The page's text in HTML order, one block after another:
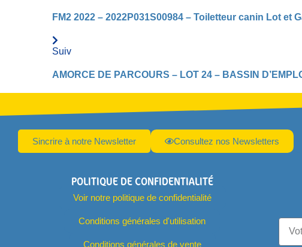
FM2 2022 – 2022P031S00984 – Toiletteur canin Lot et
Suiv
AMORCE DE PARCOURS – LOT 24 – BASSIN
Sincrire à notre Newsletter Consultez nos Newsletters
POLITIQUE DE CONFIDENTIALITÉ
Voir notre politique de confidentialité
Conditions générales d'utilisation
Conditions générales de vente